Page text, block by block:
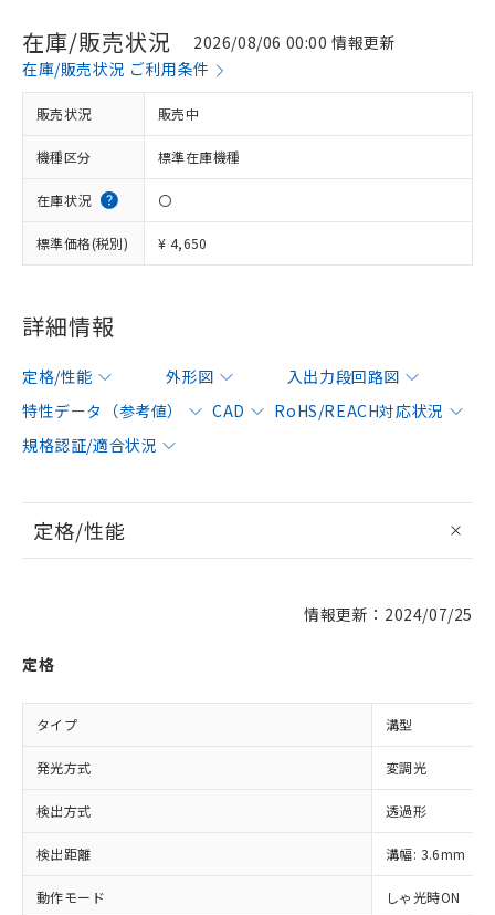
在庫/販売状況
2026/08/06 00:00 情報更新
在庫/販売状況 ご利用条件
販売状況 販売中
機種区分 標準在庫機種
在庫状況 〇
標準価格(税別) ¥ 4,650
詳細情報
定格/性能 外形図
入出力段回路図
特性データ（参考値）
CAD
RoHS/REACH対応状況
規格認証/適合状況
定格/性能
情報更新：2024/07/25
定格
タイプ 溝型
発光方式 変調光
検出方式 透過形
検出距離 溝幅: 3.6mm
動作モード しゃ光時ON